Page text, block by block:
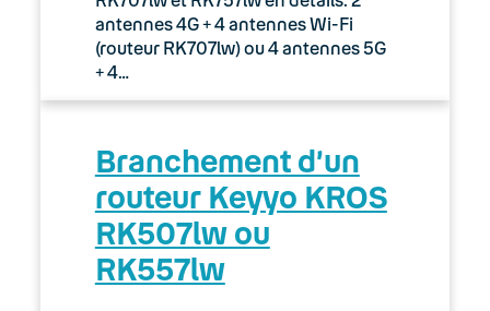
Keyyo Apps : Passez à
l’innovation pour votre
Apps
2. Utilisation de Keyyo Apps
CallPad
antennes 4G + 4 antennes Wi-Fi
(routeur RK707lw) ou 4 antennes 5G
+ 4…
Branchement d’un
routeur Keyyo KROS
RK507lw ou
RK557lw